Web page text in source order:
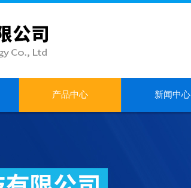
产品中心 新闻中心